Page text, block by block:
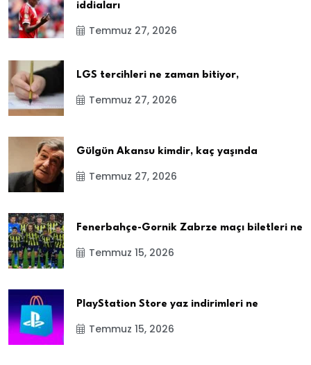
iddiaları
Temmuz 27, 2026
LGS tercihleri ne zaman bitiyor,
Temmuz 27, 2026
Gülgün Akansu kimdir, kaç yaşında
Temmuz 27, 2026
Fenerbahçe-Gornik Zabrze maçı biletleri ne
Temmuz 15, 2026
PlayStation Store yaz indirimleri ne
Temmuz 15, 2026